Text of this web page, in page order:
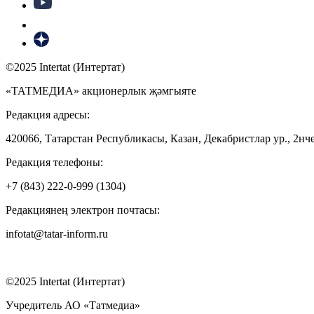
©2025 Intertat (Интертат)
«ТАТМЕДИА» акционерлык җәмгыяте
Редакция адресы:
420066, Татарстан Республикасы, Казан, Декабристлар ур.,
Редакция телефоны:
+7 (843) 222-0-999 (1304)
Редакциянең электрон почтасы:
infotat@tatar-inform.ru
©2025 Intertat (Интертат)
Учредитель АО «Татмедиа»